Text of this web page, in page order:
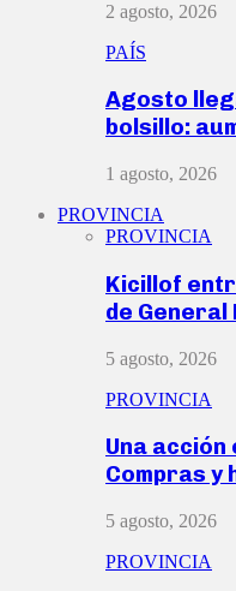
2 agosto, 2026
PAÍS
Agosto
bolsillo:
1 agosto, 2026
PROVINCIA
PROVINCIA
Kicillof
de General
5 agosto, 2026
PROVINCIA
Una
Compras y
5 agosto, 2026
PROVINCIA